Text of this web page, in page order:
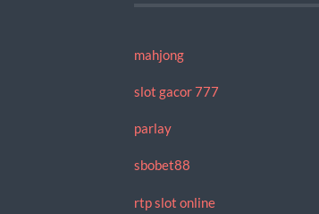
mahjong
slot gacor 777
parlay
sbobet88
rtp slot online